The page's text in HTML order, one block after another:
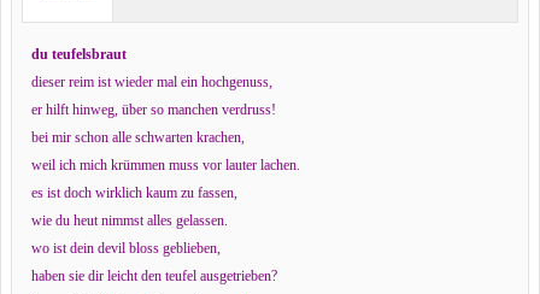
du teufelsbraut
dieser reim ist wieder mal ein hochgenuss,
er hilft hinweg, über so manchen verdruss!
bei mir schon alle schwarten krachen,
weil ich mich krümmen muss vor lauter lachen.
es ist doch wirklich kaum zu fassen,
wie du heut nimmst alles gelassen.
wo ist dein devil bloss geblieben,
haben sie dir leicht den teufel ausgetrieben?